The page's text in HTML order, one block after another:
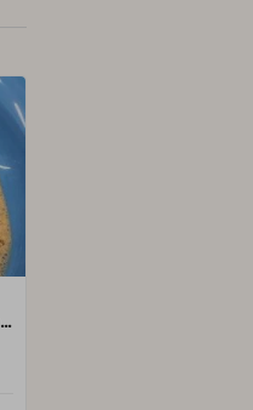
fraîches, jus de langoustine au martini dry